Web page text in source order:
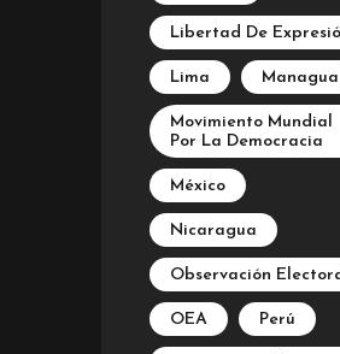
Libertad De
Lima Managua
Movimiento Mundial
Por La Democracia
México
Nicaragua
Observación
OEA Perú